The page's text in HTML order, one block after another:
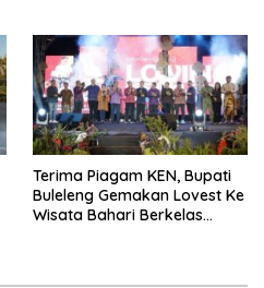
Terima Piagam KEN, Bupati
Buleleng Gemakan Lovest Ke
Wisata Bahari Berkelas